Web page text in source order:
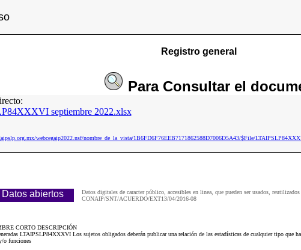
Registro general
Para Consultarel
septiembre 2022.xlsx
webcegaip2022.nsf/nombre_de_la_vista/1B6FD6F76EEB7171862588D7006D5A43/$File/
abiertos
Datos digitales de caracter público, accesibles en linea, que pueden ser usados,
CONAIP/SNT/ACUERDO/EXT13/04/2016-08
CORTO DESCRIPCIÓN
LTAIPSLP84XXXVI Los sujetos obligados deberán publicar una relación de las estadísticas de cualquier tipo que
o funciones